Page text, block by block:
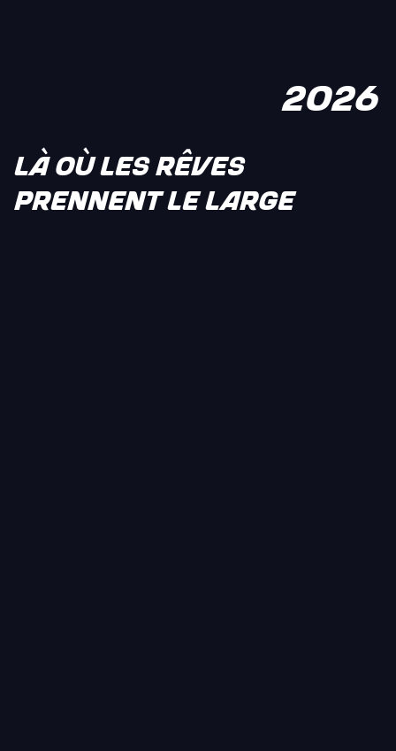
LÀ OÙ LES RÊVES
PRENNENT LE LARGE
2026